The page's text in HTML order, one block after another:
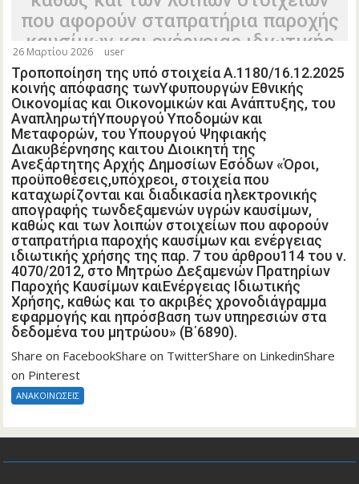
που αφορούν σταπρατήρια παροχής
καυσίμων και ενέργειας ιδιωτικής
χρήσης της παρ. 7 του άρθρου114
του ν. 4070/2012, στο Μητρώο
Δεξαμενών Πρατηρίων Παροχής
Καυσίμων καιΕνέργειας Ιδιωτικής
Χρήσης, καθώς και το ακριβές
χρονοδιάγραμμα εφαρμογής και
ηπρόσβαση των υπηρεσιών στα
δεδομένα του μητρώου» (Β΄6890).
26 Μαρτίου 2026 user
Τροποποίηση της υπό στοιχεία Α.1180/16.12.2025
κοινής απόφασης τωνΥφυπουργών Εθνικής
Οικονομίας και Οικονομικών και Ανάπτυξης, του
ΑναπληρωτήΥπουργού Υποδομών και
Μεταφορών, του Υπουργού Ψηφιακής
Διακυβέρνησης καιτου Διοικητή της
Ανεξάρτητης Αρχής Δημοσίων Εσόδων «Όροι,
προϋποθέσεις,υπόχρεοι, στοιχεία που
καταχωρίζονται και διαδικασία ηλεκτρονικής
απογραφής τωνδεξαμενών υγρών καυσίμων,
καθώς και των λοιπών στοιχείων που αφορούν
σταπρατήρια παροχής καυσίμων και ενέργειας
ιδιωτικής χρήσης της παρ. 7 του άρθρου114 του ν.
4070/2012, στο Μητρώο Δεξαμενών Πρατηρίων
Παροχής Καυσίμων καιΕνέργειας Ιδιωτικής
Χρήσης, καθώς και το ακριβές χρονοδιάγραμμα
εφαρμογής και ηπρόσβαση των υπηρεσιών στα
δεδομένα του μητρώου» (Β΄6890).
Share on FacebookShare on TwitterShare on LinkedinShare
on Pinterest
ΑΝΑΚΟΙΝΩΣΕΙΣ